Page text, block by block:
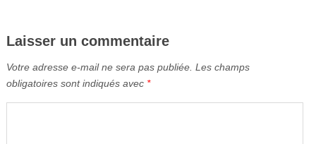
Laisser un commentaire
Votre adresse e-mail ne sera pas publiée. Les champs
obligatoires sont indiqués avec *